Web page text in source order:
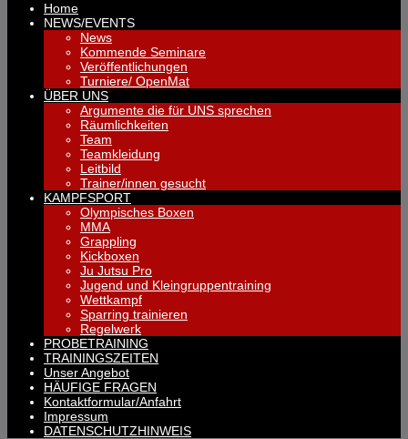
Home
NEWS/EVENTS
News
Kommende Seminare
Veröffentlichungen
Turniere/ OpenMat
ÜBER UNS
Argumente die für UNS sprechen
Räumlichkeiten
Team
Teamkleidung
Leitbild
Trainer/innen gesucht
KAMPFSPORT
Olympisches Boxen
MMA
Grappling
Kickboxen
Ju Jutsu Pro
Jugend und Kleingruppentraining
Wettkampf
Sparring trainieren
Regelwerk
PROBETRAINING
TRAININGSZEITEN
Unser Angebot
HÄUFIGE FRAGEN
Kontaktformular/Anfahrt
Impressum
DATENSCHUTZHINWEIS